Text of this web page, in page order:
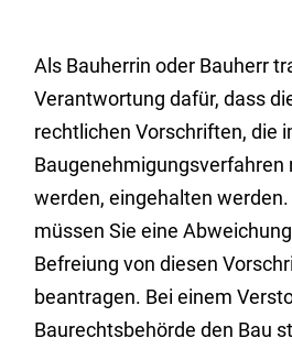
Als Bauherrin oder Bauherr
Verantwortung dafür, dass
rechtlichen Vorschriften, die
Baugenehmigungsverfahren
werden, eingehalten werden.
müssen Sie eine
Befreiung vondiesen
beantragen. Bei einem
Baurechtsbehörde den Bau